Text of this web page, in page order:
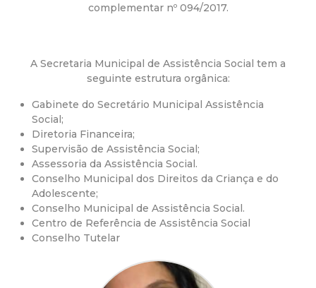
c
i
p
a
l
d
complementar nº 094/2017.
A Secretaria Municipal de Assistência Social tem a
seguinte estrutura orgânica:
Gabinete do Secretário Municipal Assistência
Social;
Diretoria Financeira;
Supervisão de Assistência Social;
Assessoria da Assistência Social.
Conselho Municipal dos Direitos da Criança e do
Adolescente;
Conselho Municipal de Assistência Social.
Centro de Referência de Assistência Social
Conselho Tutelar